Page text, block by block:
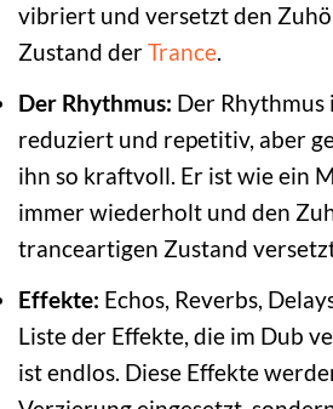
vibriert und versetzt den
Zustand derTrance.
Der Rhythmus: Der
reduziert und repetitiv, aber
ihn so kraftvoll. Er ist wie ein
immer wiederholt und den
tranceartigen Zustand
Effekte: Echos, Reverbs,
Liste der Effekte, die im Dub
ist endlos. Diese Effekte